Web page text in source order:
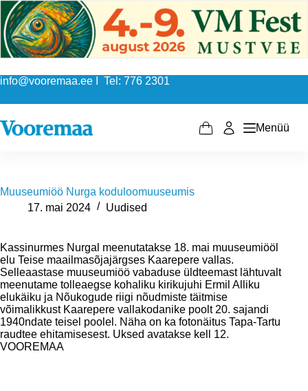
Skip
to
content
info@vooremaa.ee I Tel: 776 2301
Shopping
Menüü
Muuseumiöö Nurga koduloomuuseumis
17. mai 2024
Uudised
Kassinurmes Nurgal meenutatakse 18. mai muuseumiööl
elu Teise maailmasõjajärgses Kaarepere vallas.
Selleaastase muuseumiöö vabaduse üldteemast lähtuvalt
meenutame tolleaegse kohaliku kirikujuhi Ermil Alliku
elukäiku ja Nõukogude riigi nõudmiste täitmise
võimalikkust Kaarepere vallakodanike poolt 20. sajandi
1940ndate teisel poolel. Näha on ka fotonäitus Tapa-Tartu
raudtee ehitamisesest. Uksed avatakse kell 12.
VOOREMAA